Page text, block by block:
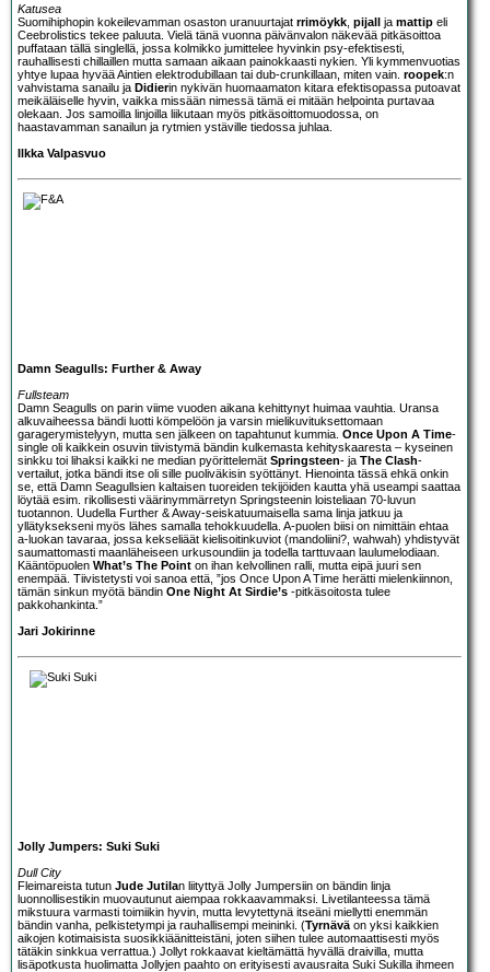
Katusea
Suomihiphopin kokeilevamman osaston uranuurtajat rrimöykk pijall ja mattip eli
Ceebrolistics tekee paluuta. Vielä tänä vuonna päivänvalon näkevää pitkäsoittoa
puffataan tällä singlellä, jossa kolmikko jumittelee hyvinkin psy-efektisesti,
rauhallisesti chillaillen mutta samaan aikaan painokkaasti nykien. Yli kymmenvuotias
yhtye lupaa hyvää Aintien elektrodubillaan tai dub-crunkillaan, miten vain. roopek:n
vahvistama sanailu ja Didierin nykivän huomaamaton kitara efektisopassa putoavat
meikäläiselle hyvin, vaikka missään nimessä tämä ei mitään helpointa purtavaa
olekaan. Jos samoilla linjoilla liikutaan myös pitkäsoittomuodossa, on
haastavamman sanailun ja rytmien ystäville tiedossa juhlaa.
Ilkka Valpasvuo
Damn Seagulls: Further & Away
Fullsteam
Damn Seagulls on parin viime vuoden aikana kehittynyt huimaa vauhtia. Uransa
alkuvaiheessa bändi luotti kömpelöön ja varsin mielikuvituksettomaan
garagerymistelyyn, mutta sen jälkeen on tapahtunut kummia. Once Upon A Time-
single oli kaikkein osuvin tiivistymä bändin kulkemasta kehityskaaresta – kyseinen
sinkku toi lihaksi kaikki ne median pyörittelemät Springsteen- ja The Clash-
vertailut, jotka bändi itse oli sille puoliväkisin syöttänyt. Hienointa tässä ehkä onkin
se, että Damn Seagullsien kaltaisen tuoreiden tekijöiden kautta yhä useampi saattaa
löytää esim. rikollisesti väärinymmärretyn Springsteenin loisteliaan 70-luvun
tuotannon. Uudella Further & Away-seiskatuumaisella sama linja jatkuu ja
yllätyksekseni myös lähes samalla tehokkuudella. A-puolen biisi on nimittäin ehtaa
a-luokan tavaraa, jossa kekseliäät kielisoitinkuviot (mandoliini?, wahwah) yhdistyvät
saumattomasti maanläheiseen urkusoundiin ja todella tarttuvaan laulumelodiaan.
Kääntöpuolen What’s The Point on ihan kelvollinen ralli, mutta eipä juuri sen
enempää. Tiivistetysti voi sanoa että, ”jos Once Upon A Time herätti mielenkiinnon,
tämän sinkun myötä bändin One Night At Sirdie’s -pitkäsoitosta tulee
pakkohankinta.”
Jari Jokirinne
Jolly Jumpers: Suki Suki
Dull City
Fleimareista tutun Jude Jutilan liityttyä Jolly Jumpersiin on bändin linja
luonnollisestikin muovautunut aiempaa rokkaavammaksi. Livetilanteessa tämä
mikstuura varmasti toimiikin hyvin, mutta levytettynä itseäni miellytti enemmän
bändin vanha, pelkistetympi ja rauhallisempi meininki. (Tyrnävä on yksi kaikkien
aikojen kotimaisista suosikkiäänitteistäni, joten siihen tulee automaattisesti myös
tätäkin sinkkua verrattua.) Jollyt rokkaavat kieltämättä hyvällä draivilla, mutta
lisäpotkusta huolimatta Jollyjen paahto on erityisesti avausraita Suki Sukilla ihmeen